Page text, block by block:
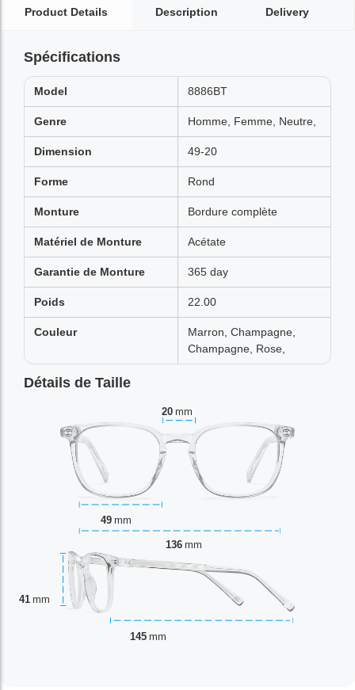
Product Details Description Delivery
Spécifications
Model 8886BT
Genre Homme, Femme, Neutre,
Dimension 49-20
Forme Rond
Monture Bordure complète
Matériel de Monture Acétate
Garantie de Monture 365 day
Poids 22.00
Couleur
Marron, Champagne,
Champagne, Rose,
Détails de Taille
20 mm
49 mm
41 mm
136 mm
145 mm